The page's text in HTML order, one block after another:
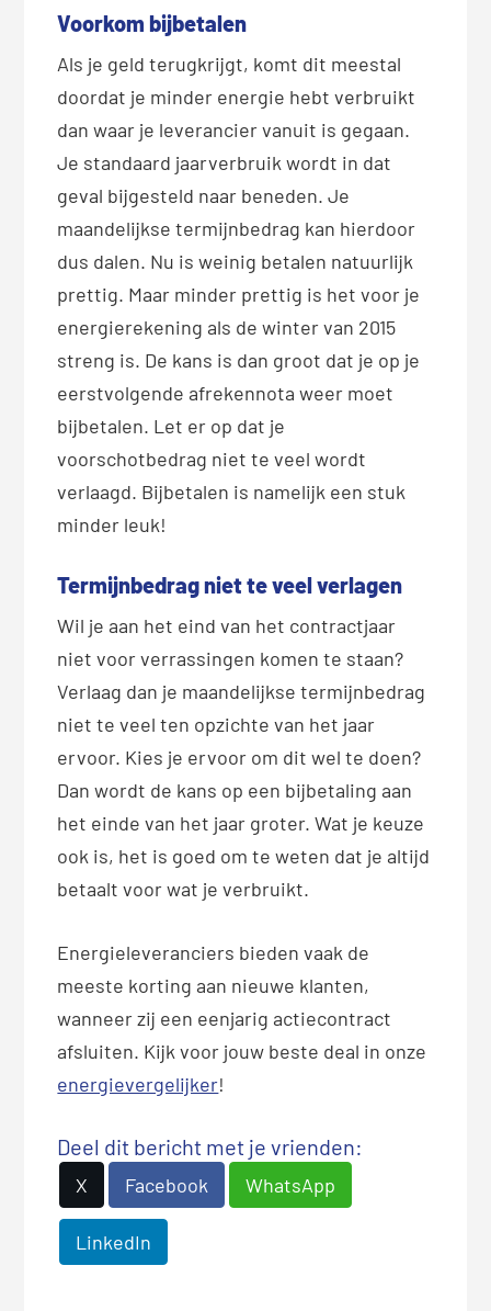
Voorkom bijbetalen
Als je geld terugkrijgt, komt dit meestal
doordat je minder energie hebt verbruikt
dan waar je leverancier vanuit is gegaan.
Je standaard jaarverbruik wordt in dat
geval bijgesteld naar beneden. Je
maandelijkse termijnbedrag kan hierdoor
dus dalen. Nu is weinig betalen natuurlijk
prettig. Maar minder prettig is het voor je
energierekening als de winter van 2015
streng is. De kans is dan groot dat je op je
eerstvolgende afrekennota weer moet
bijbetalen. Let er op dat je
voorschotbedrag niet te veel wordt
verlaagd. Bijbetalen is namelijk een stuk
minder leuk!
Termijnbedrag niet te veel verlagen
Wil je aan het eind van het contractjaar
niet voor verrassingen komen te staan?
Verlaag dan je maandelijkse termijnbedrag
niet te veel ten opzichte van het jaar
ervoor. Kies je ervoor om dit wel te doen?
Dan wordt de kans op een bijbetaling aan
het einde van het jaar groter. Wat je keuze
ook is, het is goed om te weten dat je altijd
betaalt voor wat je verbruikt.
Energieleveranciers bieden vaak de
meeste korting aan nieuwe klanten,
wanneer zij een eenjarig actiecontract
afsluiten. Kijk voor jouw beste deal in onze
energievergelijker!
Deel dit bericht met je vrienden:
X Facebook WhatsApp
LinkedIn